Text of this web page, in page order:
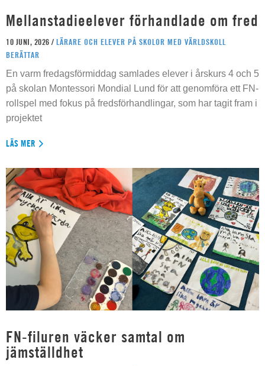
Mellanstadieelever förhandlade om fred
10 JUNI, 2026 / LÄRARE OCH ELEVER PÅ SKOLOR MED VÄRLDSKOLL
BERÄTTAR
En varm fredagsförmiddag samlades elever i årskurs 4 och 5
på skolan Montessori Mondial Lund för att genomföra ett FN-
rollspel med fokus på fredsförhandlingar, som har tagit fram i
projektet
LÄS MER
FN-filuren väcker samtal om
jämställdhet